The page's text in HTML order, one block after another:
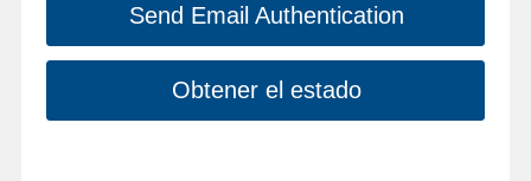
Send Email Authentication
Obtener el estado